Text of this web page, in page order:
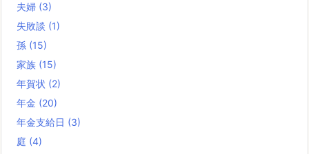
夫婦 (3)
失敗談 (1)
孫 (15)
家族 (15)
年賀状 (2)
年金 (20)
年金支給日 (3)
庭 (4)